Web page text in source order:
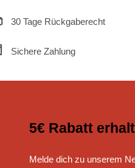
30 Tage Rückgaberecht
Sichere Zahlung
5€ Rabatt
Melde dich zu unserem